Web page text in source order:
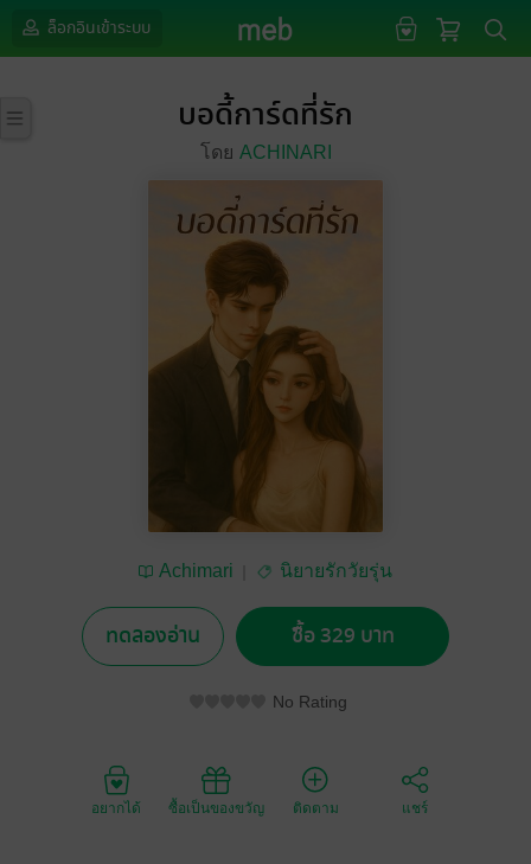
ล็อกอินเข้าระบบ
บอดี้การ์ดที่รัก
โดย ACHINARI
Achimari นิยายรักวัยรุ่น
ทดลองอ่าน ซื้อ 329 บาท
No Rating
อยากได้ ซื้อเป็นของขวัญ ติดตาม แชร์